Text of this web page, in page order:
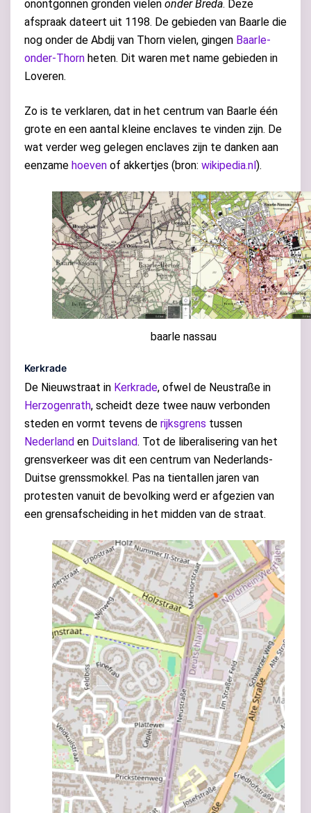
onontgonnen gronden vielen onder Breda. Deze
afspraak dateert uit 1198. De gebieden van Baarle die
nog onder de Abdij van Thorn vielen, gingen Baarle-
onder-Thorn heten. Dit waren met name gebieden in
Loveren.
Zo is te verklaren, dat in het centrum van Baarle één
grote en een aantal kleine enclaves te vinden zijn. De
wat verder weg gelegen enclaves zijn te danken aan
eenzame hoeven of akkertjes (bron: wikipedia.nl).
baarle nassau
Kerkrade
De Nieuwstraat in Kerkrade, ofwel de Neustraße in
Herzogenrath, scheidt deze twee nauw verbonden
steden en vormt tevens de rijksgrens tussen
Nederland en Duitsland. Tot de liberalisering van het
grensverkeer was dit een centrum van Nederlands-
Duitse grenssmokkel. Pas na tientallen jaren van
protesten vanuit de bevolking werd er afgezien van
een grensafscheiding in het midden van de straat.